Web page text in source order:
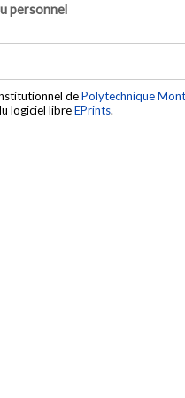
personnel
dePolytechnique
logiciel libreEPrints.